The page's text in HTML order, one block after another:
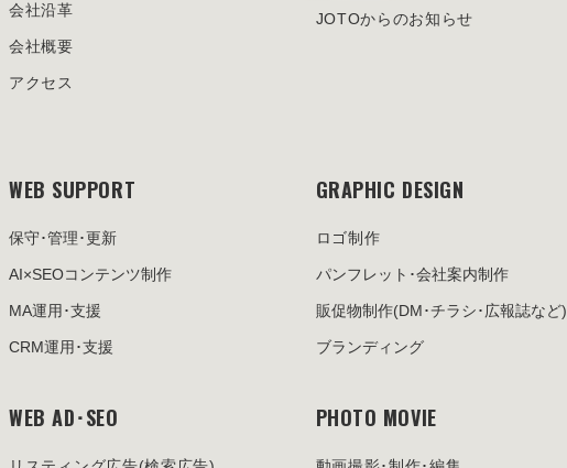
会社沿革
会社概要
アクセス
JOTOからのお知らせ
WEB SUPPORT
保守･管理･更新
AI×SEOコンテンツ制作
MA運用･支援
CRM運用･支援
WEB AD･SEO
GRAPHIC DESIGN
ロゴ制作
パンフレット･会社案内制作
販促物制作(DM･チラシ･広報誌など)
ブランディング
PHOTO MOVIE